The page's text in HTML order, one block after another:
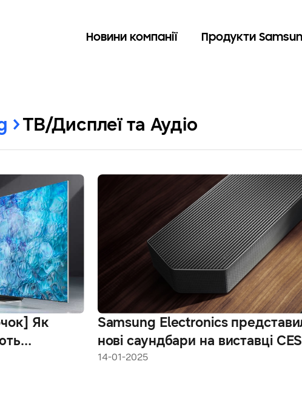
Новини компанії Продукти
ТВ/Дисплеї та Аудіо
Як
Samsung Electronics
нові саундбари на виставці
14-01-2025